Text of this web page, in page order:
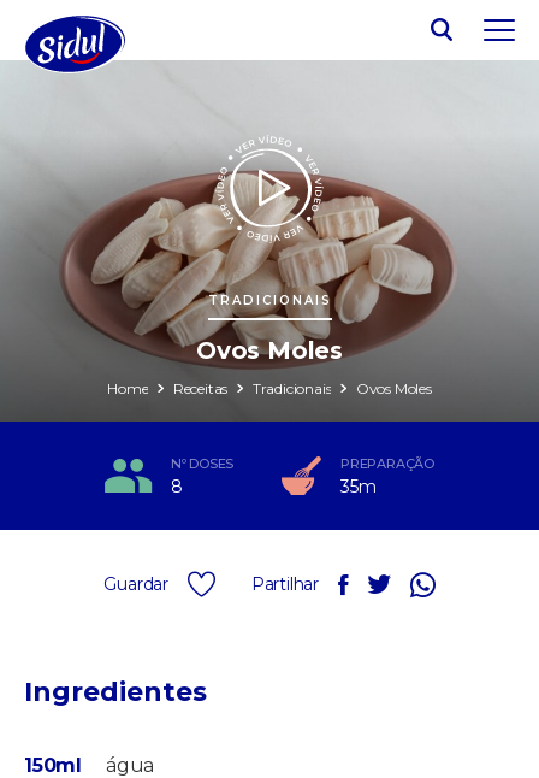
TRADICIONAIS
Ovos Moles
Home Receitas Tradicionais Ovos Moles
Nº DOSES
8
PREPARAÇÃO
35m
Guardar Partilhar
Ingredientes
150ml
água